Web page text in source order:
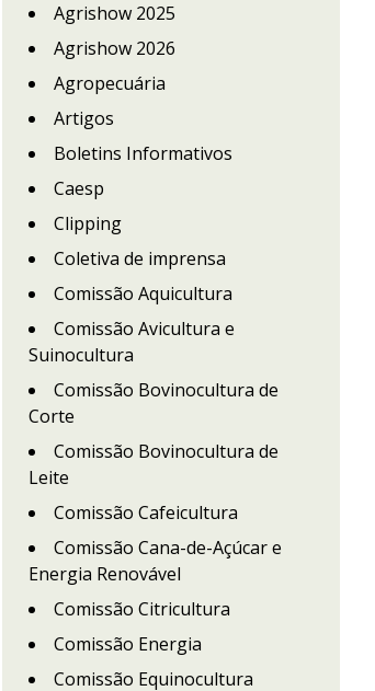
Agrishow 2025
Agrishow 2026
Agropecuária
Artigos
Boletins Informativos
Caesp
Clipping
Coletiva de imprensa
Comissão Aquicultura
Comissão Avicultura e
Suinocultura
Comissão Bovinocultura de
Corte
Comissão Bovinocultura de
Leite
Comissão Cafeicultura
Comissão Cana-de-Açúcar e
Energia Renovável
Comissão Citricultura
Comissão Energia
Comissão Equinocultura